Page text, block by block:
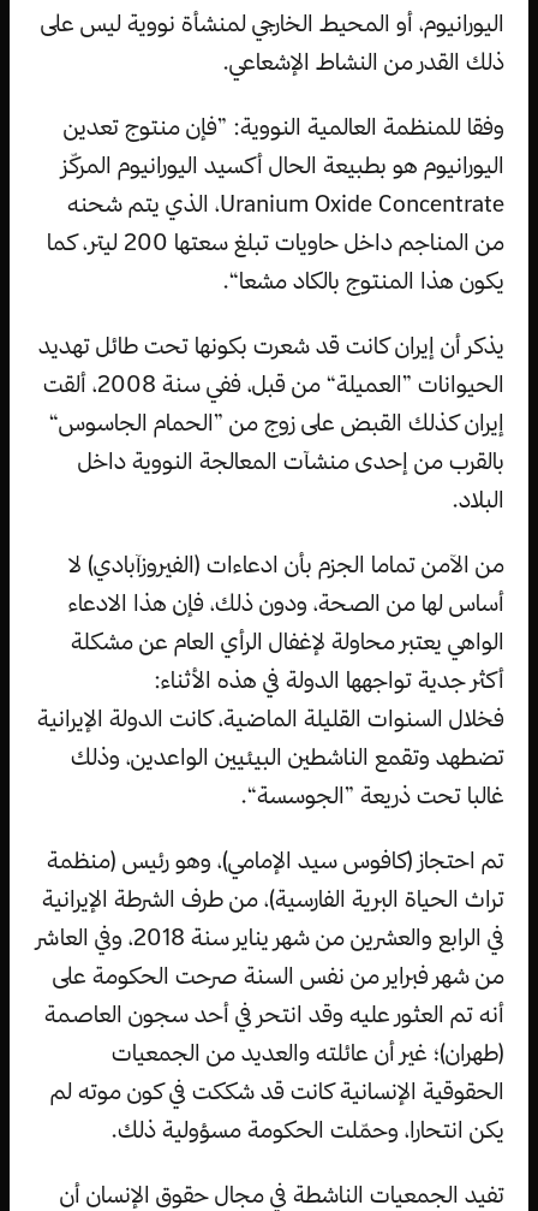
اليورانيوم، أو المحيط الخارجي لمنشأة نووية ليس على
ذلك القدر من النشاط الإشعاعي.
وفقا للمنظمة العالمية النووية: ”فإن منتوج تعدين
اليورانيوم هو بطبيعة الحال أكسيد اليورانيوم المركّز
Uranium Oxide Concentrate، الذي يتم شحنه
من المناجم داخل حاويات تبلغ سعتها 200 ليتر، كما
يكون هذا المنتوج بالكاد مشعا“.
يذكر أن إيران كانت قد شعرت بكونها تحت طائل تهديد
الحيوانات ”العميلة“ من قبل، ففي سنة 2008، ألقت
إيران كذلك القبض على زوج من ”الحمام الجاسوس“
بالقرب من إحدى منشآت المعالجة النووية داخل
البلاد.
من الآمن تماما الجزم بأن ادعاءات (الفيروزآبادي) لا
أساس لها من الصحة، ودون ذلك، فإن هذا الادعاء
الواهي يعتبر محاولة لإغفال الرأي العام عن مشكلة
أكثر جدية تواجهها الدولة في هذه الأثناء:
فخلال السنوات القليلة الماضية، كانت الدولة الإيرانية
تضطهد وتقمع الناشطين البيئيين الواعدين، وذلك
غالبا تحت ذريعة ”الجوسسة“.
تم احتجاز (كافوس سيد الإمامي)، وهو رئيس (منظمة
تراث الحياة البرية الفارسية)، من طرف الشرطة الإيرانية
في الرابع والعشرين من شهر يناير سنة 2018، وفي العاشر
من شهر فبراير من نفس السنة صرحت الحكومة على
أنه تم العثور عليه وقد انتحر في أحد سجون العاصمة
(طهران)؛ غير أن عائلته والعديد من الجمعيات
الحقوقية الإنسانية كانت قد شككت في كون موته لم
يكن انتحارا، وحمّلت الحكومة مسؤولية ذلك.
تفيد الجمعيات الناشطة في مجال حقوق الإنسان أن